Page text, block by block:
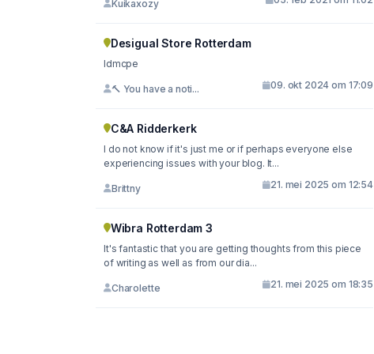
Kuikaxozy
Desigual Store Rotterdam
ldmcpe
🔨 You have a noti... 09. okt 2024 om 17:09
C&A Ridderkerk
I do not know if it's just me or if perhaps everyone else
experiencing issues with your blog. It...
Brittny 21. mei 2025 om 12:54
Wibra Rotterdam 3
It's fantastic that you are getting thoughts from this piece
of writing as well as from our dia...
Charolette 21. mei 2025 om 18:35